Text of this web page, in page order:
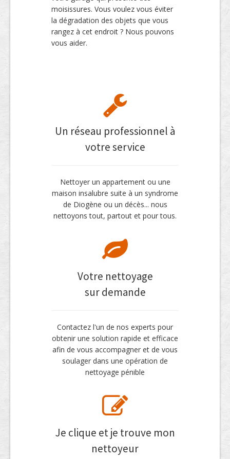
moisissures. Vous voulez vous éviter
la dégradation des objets que vous
rangez à cet endroit ? Nous pouvons
vous aider.
Un réseau professionnel à
votre service
Nettoyer un appartement ou une
maison insalubre suite à un syndrome
de Diogène ou un décès... nous
nettoyons tout, partout et pour tous.
Votre nettoyage
sur demande
Contactez l'un de nos experts pour
obtenir une solution rapide et efficace
afin de vous accompagner et de vous
soulager dans une opération de
nettoyage pénible
Je clique et je trouve mon
nettoyeur